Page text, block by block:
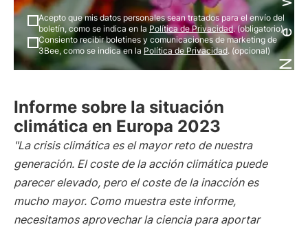
Acepto que mis datos personales sean tratados para el envío del
boletín, como se indica en la Política de Privacidad. (obligatorio)
Consiento recibir boletines y comunicaciones de marketing de
3Bee, como se indica en la Política de Privacidad. (opcional)
Informe sobre la situación
climática en Europa 2023
"La crisis climática es el mayor reto de nuestra
generación. El coste de la acción climática puede
parecer elevado, pero el coste de la inacción es
mucho mayor. Como muestra este informe,
necesitamos aprovechar la ciencia para aportar